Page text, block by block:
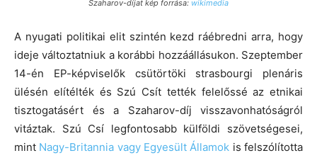
Szaharov-díjat kép forrása: wikimedia
A nyugati politikai elit szintén kezd ráébredni arra, hogy
ideje változtatniuk a korábbi hozzáállásukon. Szeptember
14-én EP-képviselők csütörtöki strasbourgi plenáris
ülésén elítélték és Szú Csít tették felelőssé az etnikai
tisztogatásért és a Szaharov-díj visszavonhatóságról
vitáztak. Szú Csí legfontosabb külföldi szövetségesei,
mint Nagy-Britannia vagy Egyesült Államok is felszólította